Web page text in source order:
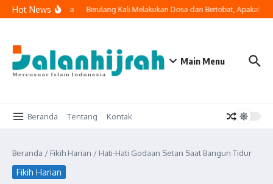
Lewati ke konten
Hot News
ke Ruang Keluarga Berulang Kali Melakukan Dosa dan Bertobat, Apakah
Main Menu
Beranda Tentang Kontak
Beranda / Fikih Harian / Hati-Hati Godaan Setan Saat Bangun Tidur
Fikih Harian